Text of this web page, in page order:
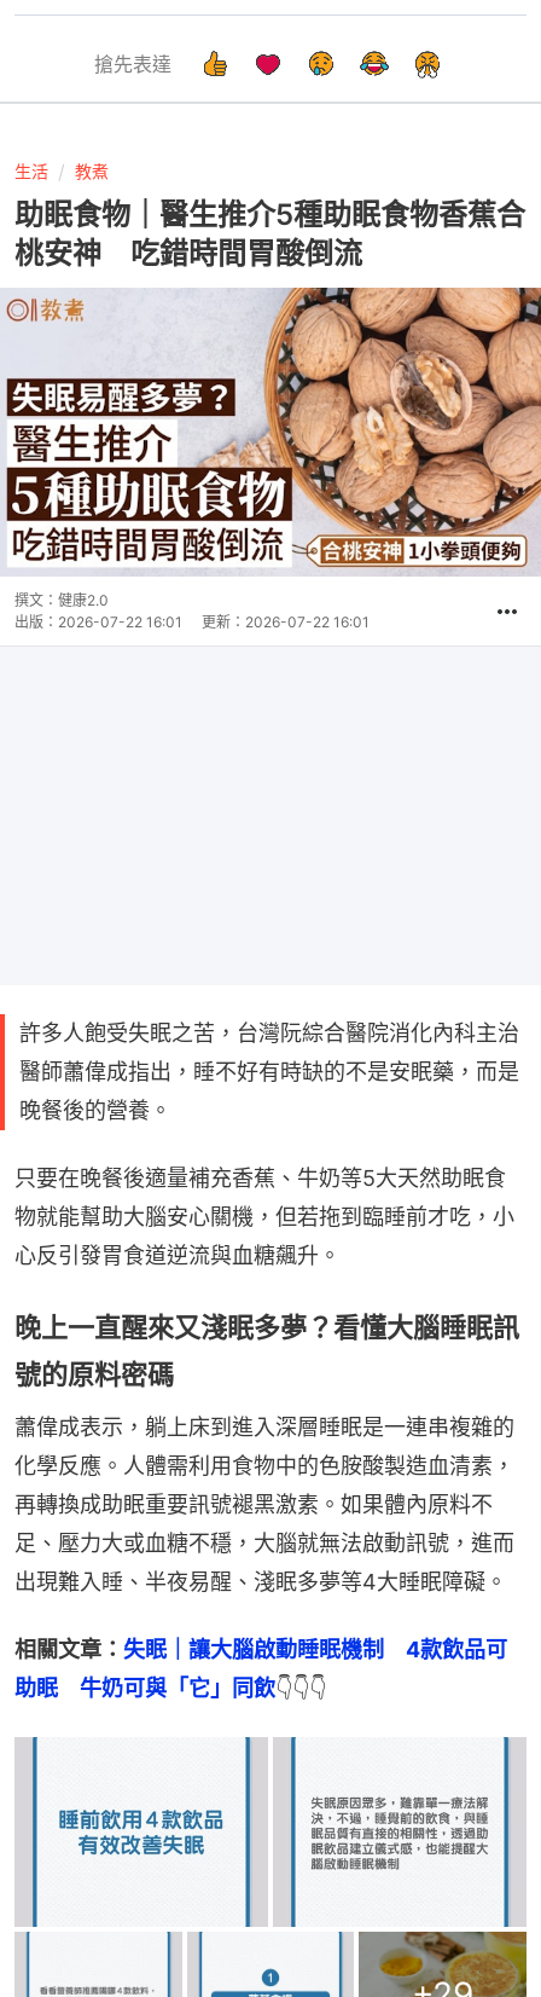
搶先表達
生活 教煮
助眠食物｜醫生推介5種助眠食物香蕉合
桃安神 吃錯時間胃酸倒流
撰文： 健康2.0
出版： 2026-07-22 16:01 更新： 2026-07-22 16:01
許多人飽受失眠之苦，台灣阮綜合醫院消化內科主治
醫師蕭偉成指出，睡不好有時缺的不是安眠藥，而是
晚餐後的營養。
只要在晚餐後適量補充香蕉、牛奶等5大天然助眠食
物就能幫助大腦安心關機，但若拖到臨睡前才吃，小
心反引發胃食道逆流與血糖飆升。
晚上一直醒來又淺眠多夢？看懂大腦睡眠訊
號的原料密碼
蕭偉成表示，躺上床到進入深層睡眠是一連串複雜的
化學反應。人體需利用食物中的色胺酸製造血清素，
再轉換成助眠重要訊號褪黑激素。如果體內原料不
足、壓力大或血糖不穩，大腦就無法啟動訊號，進而
出現難入睡、半夜易醒、淺眠多夢等4大睡眠障礙。
相關文章： 失眠｜讓大腦啟動睡眠機制　4款飲品可
助眠　牛奶可與「它」同飲👇👇👇